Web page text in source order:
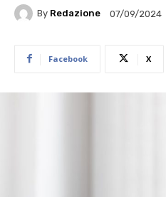
By Redazione 07/09/2024
Facebook X